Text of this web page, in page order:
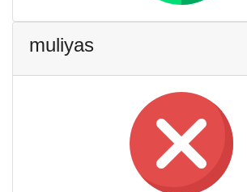
muliyas